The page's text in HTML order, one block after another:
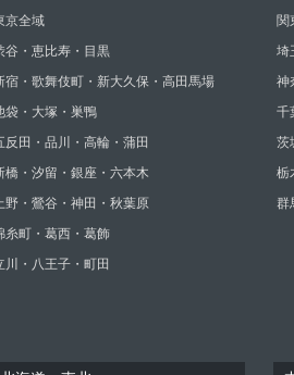
京全域
谷・恵比寿・目黒
宿・歌舞伎町・新大久保・高田馬場
袋・大塚・巣鴨
反田・品川・高輪・蒲田
橋・汐留・銀座・六本木
野・鶯谷・神田・秋葉原
糸町・葛西・葛飾
川・八王子・町田
関
埼
神
千
茨
栃
群